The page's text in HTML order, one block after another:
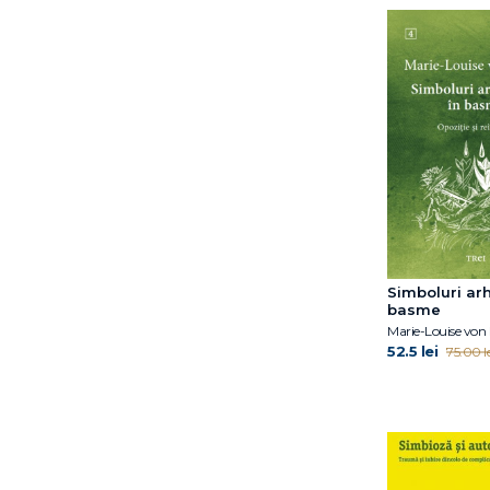
Simboluri
basme
Marie-Louise von
52.5 lei 75.00